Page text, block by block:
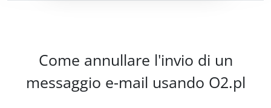
Come annullare l'invio di un
messaggio e-mail usando O2.pl